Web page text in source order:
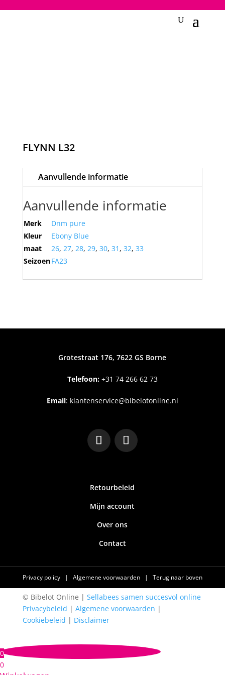
FLYNN L32
Aanvullende informatie
Aanvullende informatie
Merk
Dnm pure
Kleur
Ebony Blue
maat
26, 27, 28, 29, 30, 31 , 32, 33
SeizoenFA23
Grotestraat 176, 7622 GS Borne
Telefoon:+31 74 266 62 73
Email: klantenservice@bibelotonline.nl
Retourbeleid
Mijn account
Over ons
Contact
Privacy policy | Algemene voorwaarden | Terug naar boven
© Bibelot Online | Sellabees samen succesvol online
Privacybeleid | Algemene voorwaarden |
Cookiebeleid | Disclaimer
0
0